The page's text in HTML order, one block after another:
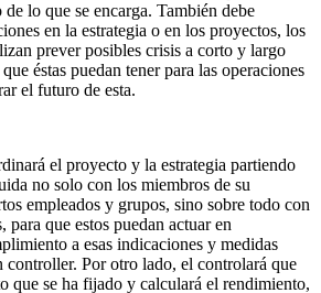
lo que se encarga. También debe
en la estrategia o en los proyectos, los
prever posibles crisis a corto y largo
éstas puedan tener para las operaciones
el futuro de esta.
el proyecto y la estrategia partiendo
no solo con los miembros de su
empleados y grupos, sino sobre todo con
para que estos puedan actuar en
a esas indicaciones y medidas
controller. Por otro lado, el controlará que
que se ha fijado y calculará el rendimiento,